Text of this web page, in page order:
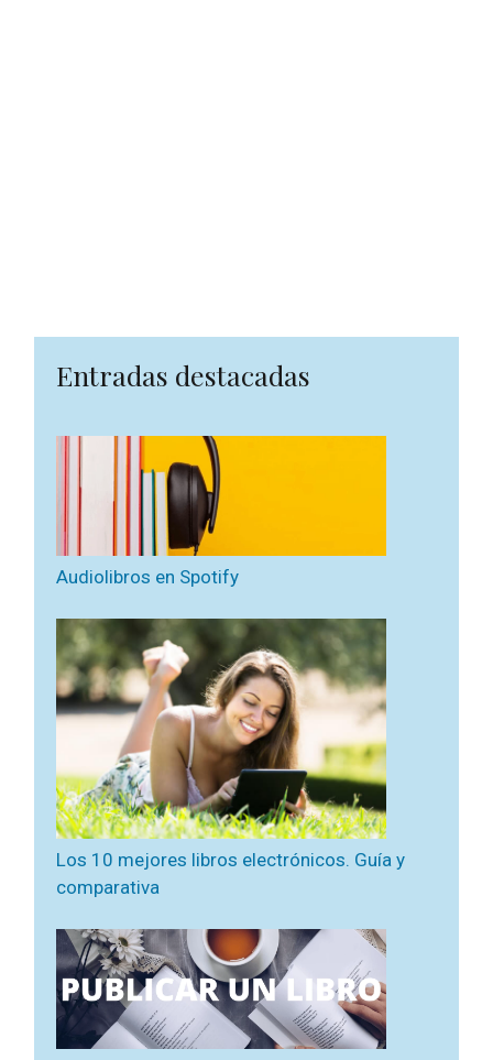
Entradas destacadas
Audiolibros en Spotify
Los 10 mejores libros electrónicos. Guía y
comparativa